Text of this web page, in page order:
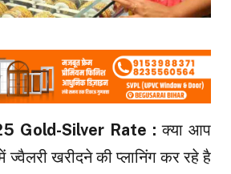
Gold-Silver Rate : क्या आप
ज्वैलरी खरीदने की प्लानिंग कर रहे है